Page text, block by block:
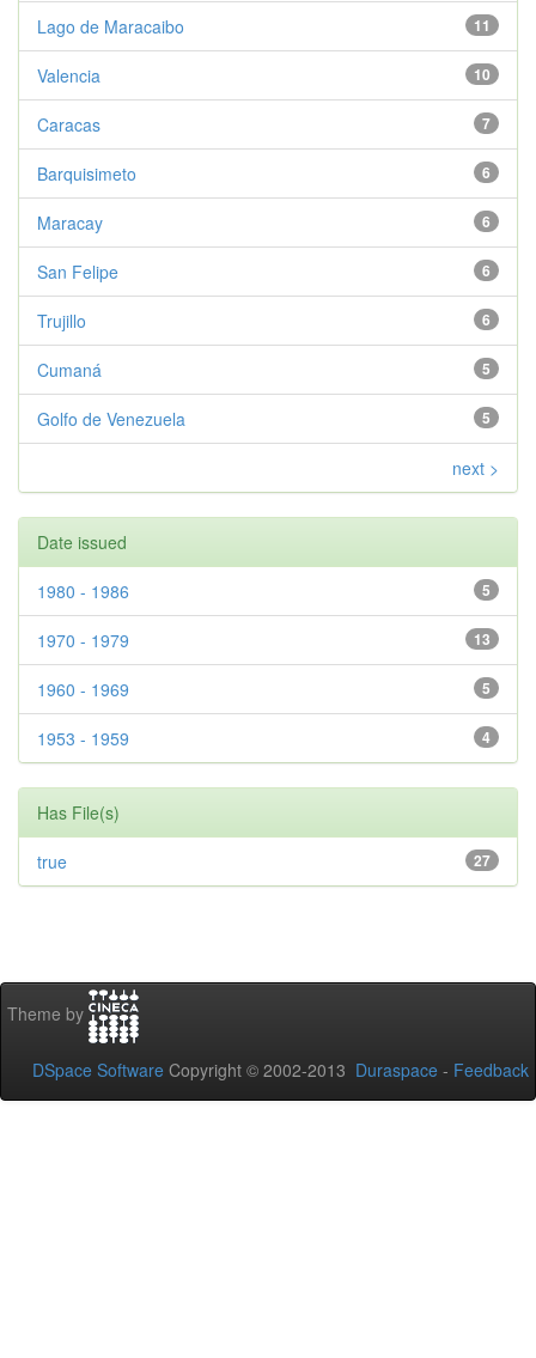
11
Lago de Maracaibo
10
Valencia
7
Caracas
6
Barquisimeto
6
Maracay
6
San Felipe
6
Trujillo
5
Cumaná
5
Golfo de Venezuela
next >
Date issued
5
1980 - 1986
13
1970 - 1979
5
1960 - 1969
4
1953 - 1959
Has File(s)
27
true
Theme by
DSpace Software Copyright © 2002-2013 Duraspace - Feedback